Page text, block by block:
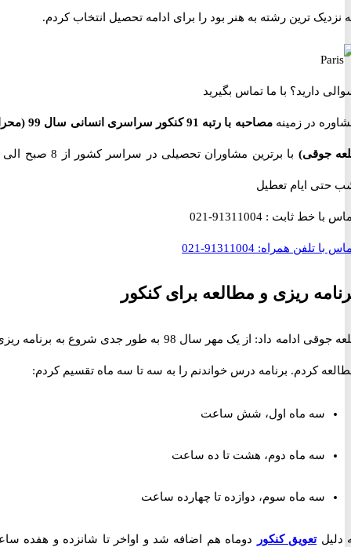
ترین رشته به هنر بود را برای ادامه تحصیل انتخاب کردم.
دارید؟ با ما تماس بگیرید
در زمینه مصاحبه با رتبه 91 کنکور سراسری انسانی سال 99 (محراب
با برترین مشاوران تحصیلی در سراسر کشور از 8 صبح الی 12
ایام تعطیل
با خط ثابت :91311004-021
تلفن همراه:91311004-021
ریزی و مطالعه برای کنکور
قلعه جوقی ادامه داد: از یک مهر سال 98 به طور جدی شروع به برنامه ریزی و
کردم. برنامه درس خواندنم را به سه تا سه ماه تقسیم کردم:
سه ماه اول، شش ساعت
سه ماه دوم، هشت تا ده ساعت
سه ماه سوم، دوازده تا چهارده ساعت
تعویق کنکوردوماه هم اضافه شد و اواخر تا شانزده و هفده ساعت